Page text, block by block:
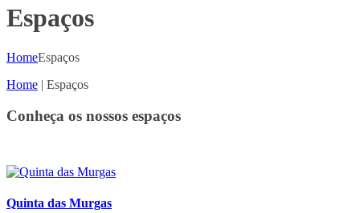
Espaços
HomeEspaços
Home | Espaços
Conheça os nossos espaços
Quinta das Murgas